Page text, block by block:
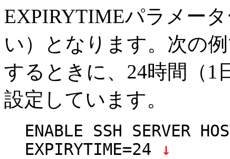
EXPIRYTIMEパラメー
い）となります。次の
するときに、24時間（1
設定しています。
ENABLE SSH SERVER
EXPIRYTIME=24 ↓